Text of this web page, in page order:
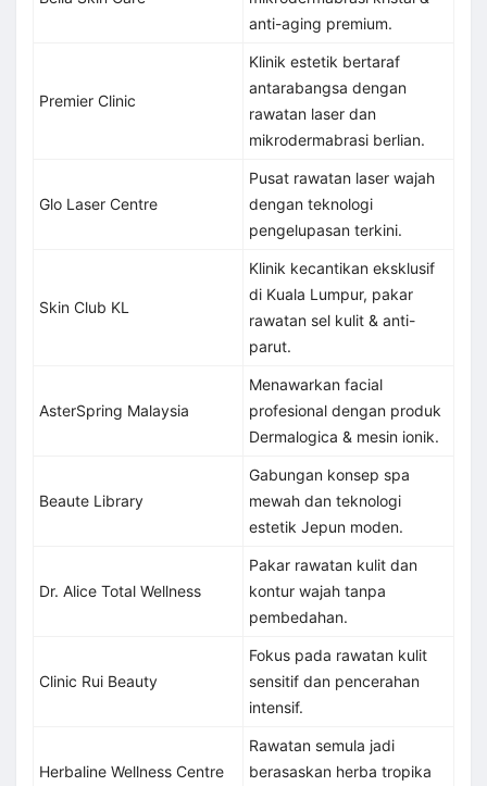
anti-aging premium.
Premier Clinic
Klinik estetik bertaraf
antarabangsa dengan
rawatan laser dan
mikrodermabrasi berlian.
Glo Laser Centre
Pusat rawatan laser wajah
dengan teknologi
pengelupasan terkini.
Skin Club KL
Klinik kecantikan eksklusif
di Kuala Lumpur, pakar
rawatan sel kulit & anti-
parut.
AsterSpring Malaysia
Menawarkan facial
profesional dengan produk
Dermalogica & mesin ionik.
Beaute Library
Gabungan konsep spa
mewah dan teknologi
estetik Jepun moden.
Dr. Alice Total Wellness
Pakar rawatan kulit dan
kontur wajah tanpa
pembedahan.
Clinic Rui Beauty
Fokus pada rawatan kulit
sensitif dan pencerahan
intensif.
Herbaline Wellness Centre
Rawatan semula jadi
berasaskan herba tropika